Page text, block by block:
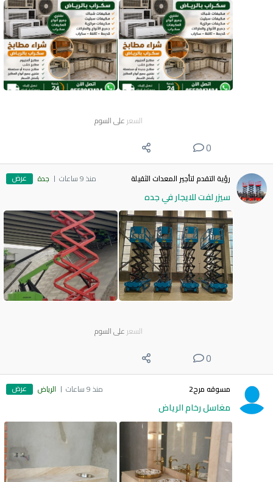
السعر على السوم
0
رؤية التقدم لتأجير المعدات الثقيلة منذ 9 ساعات جدة عرض
سيزر لفت للايجار في جده
السعر على السوم
0
مسوقه مرح2 منذ 9 ساعات الرياض عرض
مغاسل رخام الرياض